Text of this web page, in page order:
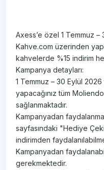
Axess’e özel 1 Temmuz
Kahve.com üzerinden
kahvelerde %15 indirim
Kampanya detayları:
1 Temmuz – 30 Eylül
yapacağınız tüm
sağlanmaktadır.
Kampanyadan
sayfasındaki "Hediye
indirimden
Kampanyadan
gerekmektedir.